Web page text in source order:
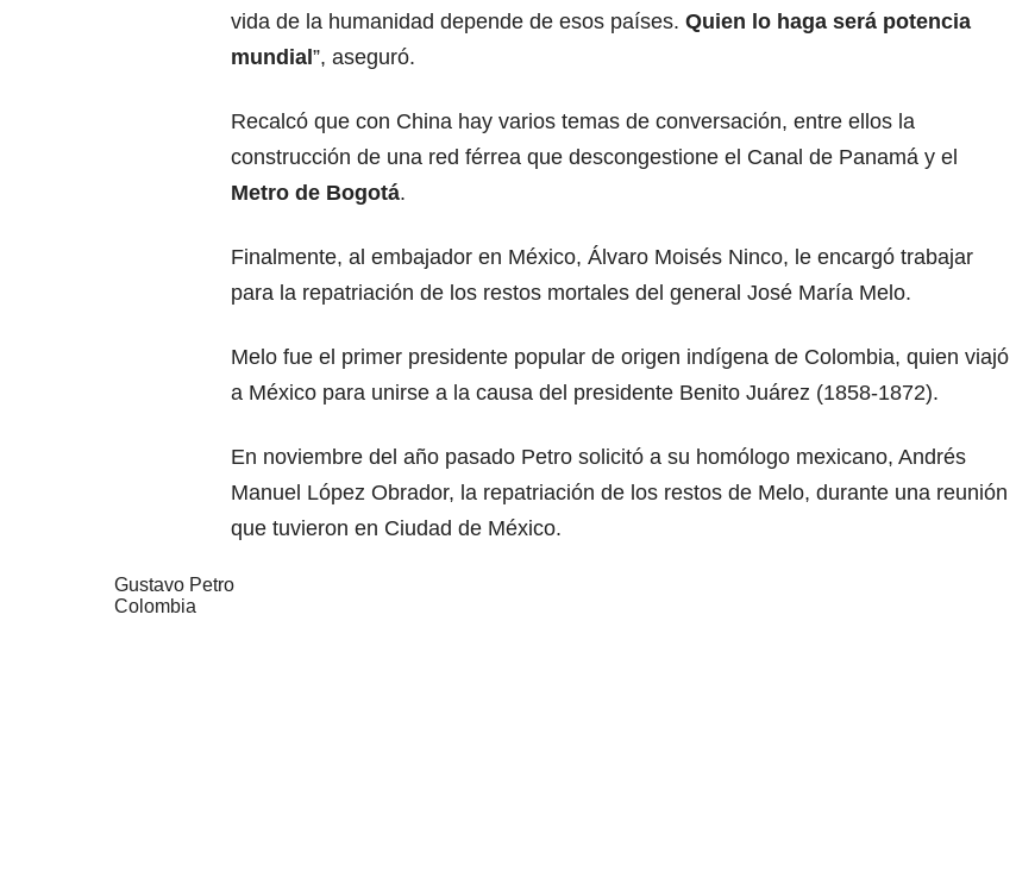
vida de la humanidad depende de esos países. Quien lo haga será potencia
mundial ”, aseguró.
Recalcó que con China hay varios temas de conversación, entre ellos la
construcción de una red férrea que descongestione el Canal de Panamá y el
Metro de Bogotá.
Finalmente, al embajador en México, Álvaro Moisés Ninco, le encargó trabajar
para la repatriación de los restos mortales del general José María Melo.
Melo fue el primer presidente popular de origen indígena de Colombia, quien viajó
a México para unirse a la causa del presidente Benito Juárez (1858-1872).
En noviembre del año pasado Petro solicitó a su homólogo mexicano, Andrés
Manuel López Obrador, la repatriación de los restos de Melo, durante una reunión
que tuvieron en Ciudad de México.
Gustavo Petro
Colombia